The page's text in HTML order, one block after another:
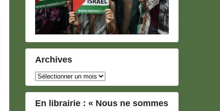
Archives
Archives
En librairie : « Nous ne sommes